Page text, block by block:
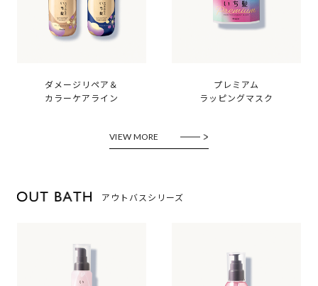
ダメージリペア＆
カラーケアライン
プレミアム
ラッピングマスク
VIEW MORE
アウトバスシリーズ